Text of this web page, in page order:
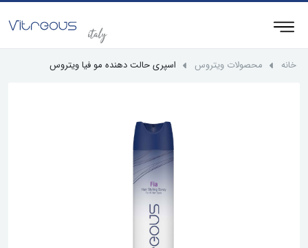
خانه محصولات ویتروس اسپری حالت دهنده مو فیا ویتروس